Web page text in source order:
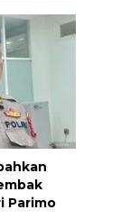
Parimo